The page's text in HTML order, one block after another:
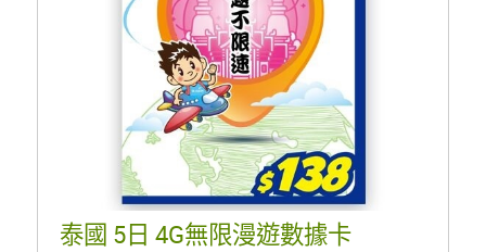
泰國 5日 4G無限漫遊數據卡